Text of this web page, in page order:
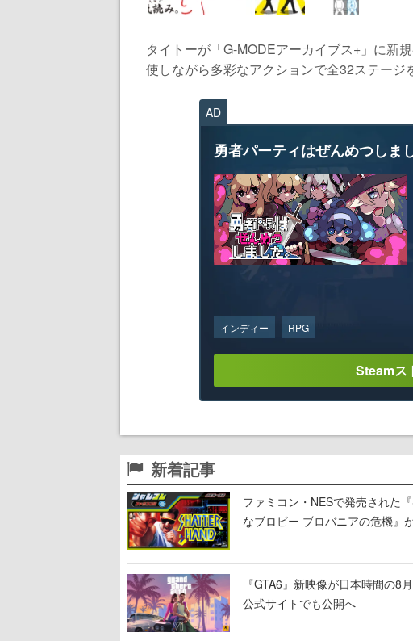
タイトーが「G-MODEアーカイブス+」に新
使しながら多彩なアクションで全32ステージ
AD
勇者パーティはぜんめつしま
インディー RPG
Steamス
新着記事
ファミコン・NESで発売された
なブロビー ブロバニアの危機』
『GTA6』新映像が日本時間の8
公式サイトでも公開へ